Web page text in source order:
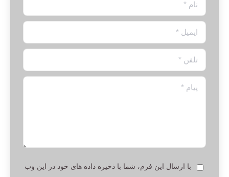
ایمیل *
تلفن *
پیام *
با ارسال این فرم، شما با ذخیره داده های خود در این وب